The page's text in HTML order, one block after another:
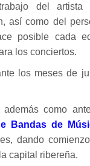
del artista
así como del
posible cada
los conciertos.
los meses de
como
Bandas de
dando
capital ribereña.